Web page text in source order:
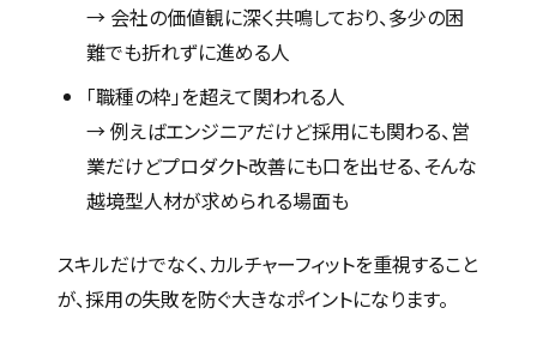
→ 会社の価値観に深く共鳴しており、多少の困
難でも折れずに進める人
「職種の枠」を超えて関われる人
→ 例えばエンジニアだけど採用にも関わる、営
業だけどプロダクト改善にも口を出せる、そんな
越境型人材が求められる場面も
スキルだけでなく、カルチャーフィットを重視すること
が、採用の失敗を防ぐ大きなポイントになります。